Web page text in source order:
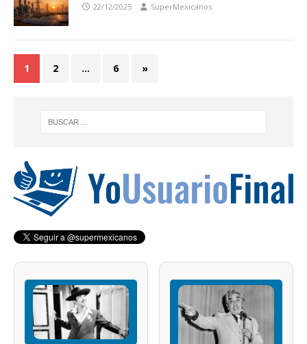
22/12/2025 SuperMexicanos
1 2 … 6 »